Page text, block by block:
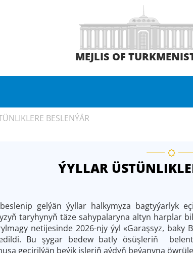
MEJLIS OF
BESLENÝÄR
ÝYLLAR
gelýän ýyllar halkymyza bagtyýarlyk
taryhynyň täze sahypalaryna altyn harplar
netijesinde 2026-njy ýyl «Garaşsyz,
Bu şygar bedew batly ösüşleriň
geçirilýän beýik işleriň aýdyň beýanyna